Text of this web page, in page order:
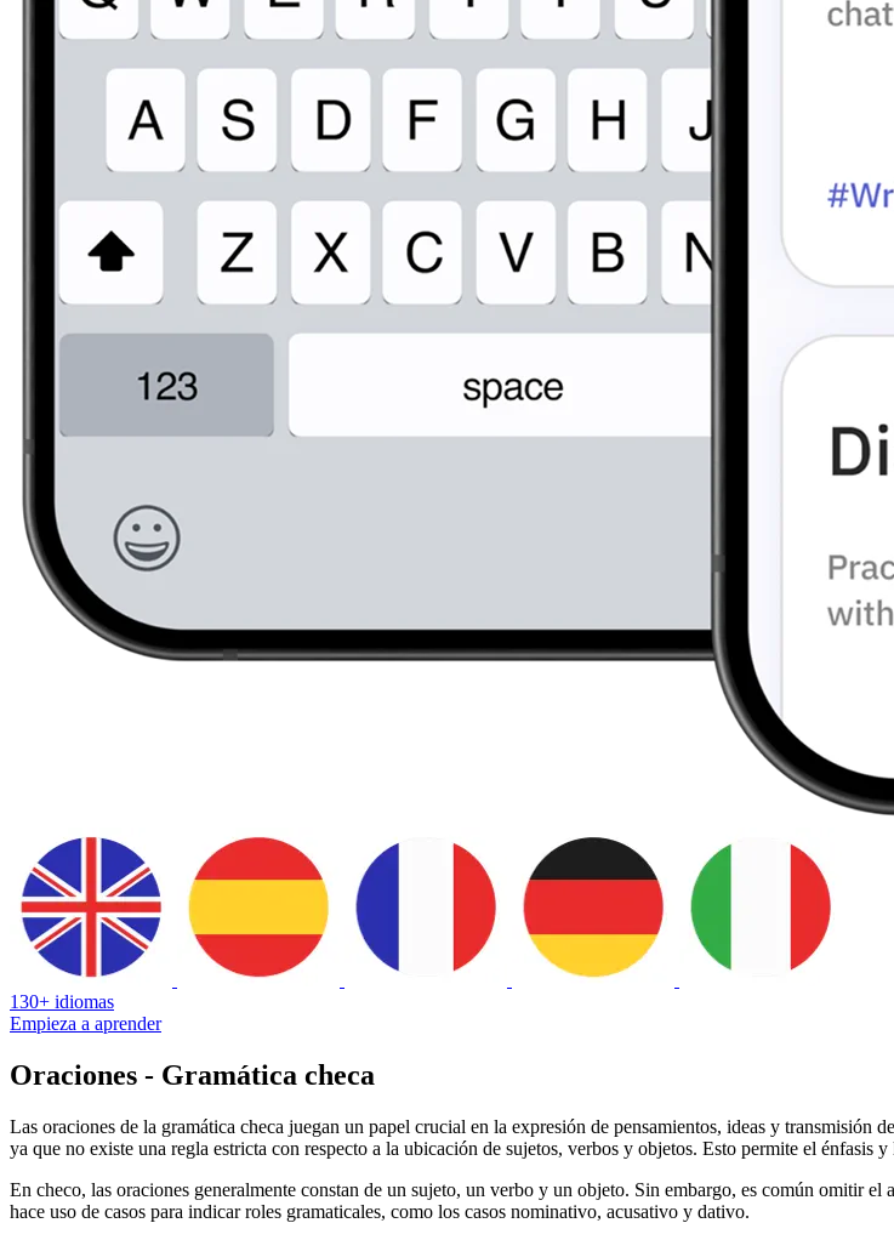
130+ idiomas
Empieza a aprender
Oraciones - Gramática checa
Las oraciones de la gramática checa juegan un papel crucial en la expresión de pensamientos, ideas y transmisión
ya que no existe una regla estricta con respecto a la ubicación de sujetos, verbos y objetos. Esto permite el énfasis
En checo, las oraciones generalmente constan de un sujeto, un verbo y un objeto. Sin embargo, es común omitir
hace uso de casos para indicar roles gramaticales, como los casos nominativo, acusativo y dativo.